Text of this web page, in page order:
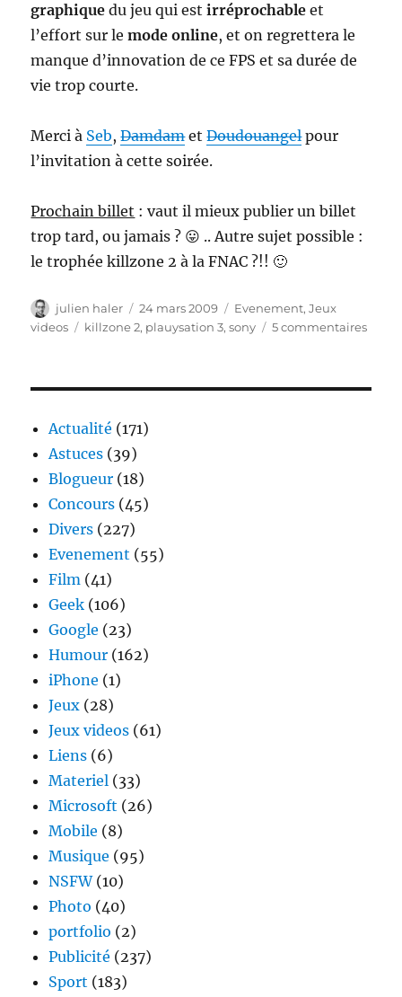
graphique du jeu qui estirréprochable et
l’effort sur lemode online, et on regrettera le
manque d’innovation de ce FPS et sa durée de
vie trop courte.
Merci à Seb,DamdametDoudouangelpour
l’invitation à cette soirée.
Prochain billet : vaut il mieux publier un billet
trop tard, ou jamais ? 😛 .. Autre sujet possible :
le trophée killzone 2 à la FNAC ?!! 🙂
Auteur
julien haler
Publié
le
24 mars 2009 Catégories
Evenement,Jeux
videos
Étiquettes
killzone 2, plauysation 3,sony 5 commentairessur
Actualité (171)
Astuces (39)
Blogueur (18)
Concours (45)
Divers (227)
Evenement (55)
Film (41)
Geek (106)
Google (23)
Humour (162)
iPhone (1)
Jeux (28)
Jeux videos (61)
Liens (6)
Materiel (33)
Microsoft (26)
Mobile (8)
Musique (95)
NSFW(10)
Photo (40)
portfolio (2)
Publicité (237)
Sport (183)